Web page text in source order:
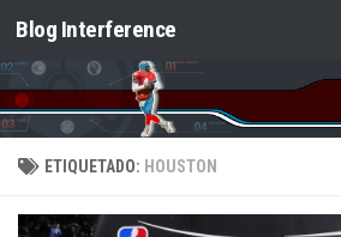
Saltar al contenido
Blog Interference
ETIQUETADO: HOUSTON